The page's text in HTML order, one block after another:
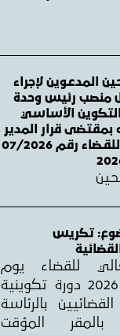
المدعـوين لإجراء
منصب رئيس وحدة
التكوين الأساسي
قرار المدير
العام للمعهد العالـي للقـضاء رقم 07/2026
تكريس
للقضاء يوم
الخميس 16 يوليوز 2026 دورة تكوينية
بالرئاسة
بالمقر المؤقت